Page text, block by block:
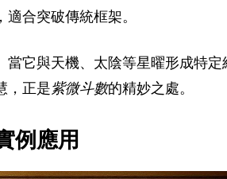
，適合突破傳統框架。
當它與天機、太陰等星曜形成特定
，正是紫微斗數的精妙之處。
例應用